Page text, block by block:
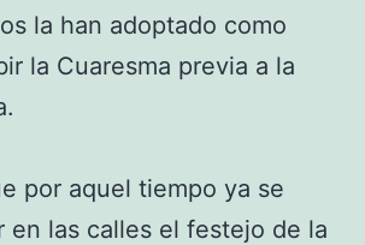
la han adoptado como
la Cuaresma previa a la
por aquel tiempo ya se
en las calles el festejo de la